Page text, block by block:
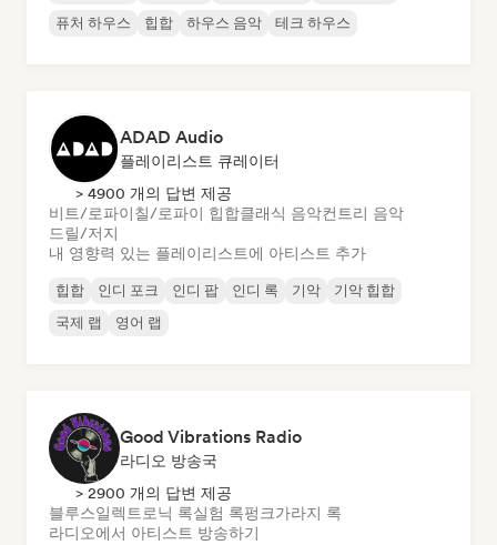
퓨처 하우스
힙합 하우스 음악 테크 하우스
ADAD Audio
플레이리스트 큐레이터
> 4900 개의 답변 제공
비트/로파이칠/로파이 힙합클래식 음악컨트리 음악
드릴/저지
내 영향력 있는 플레이리스트에 아티스트 추가
힙합 인디 포크 인디 팝 인디 록 기악
기악 힙합
국제 랩
영어 랩
Good Vibrations Radio
라디오 방송국
> 2900 개의 답변 제공
블루스일렉트로닉 록실험 록펑크가라지 록
라디오에서 아티스트 방송하기